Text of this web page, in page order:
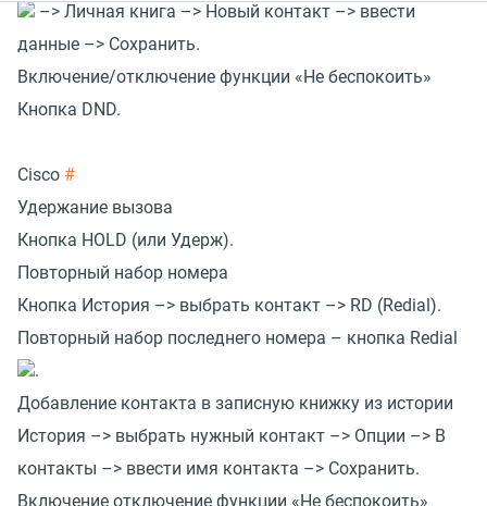
–> Личная книга –> Новый контакт –> ввести
данные –> Сохранить.
Включение/отключение функции «Не беспокоить»
Кнопка DND.
Cisco #
Удержание вызова
Кнопка HOLD (или Удерж).
Повторный набор номера
Кнопка История –> выбрать контакт –> RD (Redial).
Повторный набор последнего номера – кнопка Redial
.
Добавление контакта в записную книжку из истории
История –> выбрать нужный контакт –> Опции –> В
контакты –> ввести имя контакта –> Сохранить.
Включение отключение функции «Не беспокоить»